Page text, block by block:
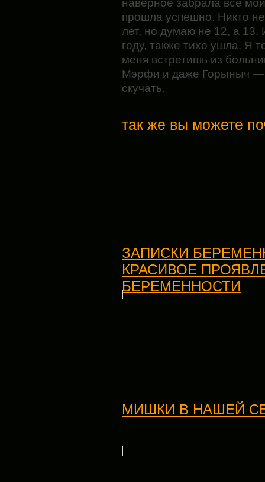
наверное забрала все
прошла успешно. Никто
лет, но думаю не 12, а
году, также тихо ушла. Я
меня встретишь из
Мэрфи и даже Горыныч —
скучать.
так же вы можете
ЗАПИСКИ
КРАСИВОЕ
БЕРЕМЕННОСТИ
МИШКИ В НАШЕЙ